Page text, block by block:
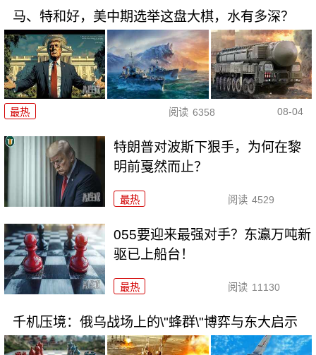
马、特和好，美中期选举这盘大棋，水有多深？
最热 阅读 6358 08-04
特朗普对波斯下狠手，为何在黎
明前戛然而止？
最热 阅读 4529
055要迎来最强对手？东瀛万吨新
驱已上船台！
最热 阅读 11130
千机压境：俄乌战场上的\"蜂群\"博弈与东大启示